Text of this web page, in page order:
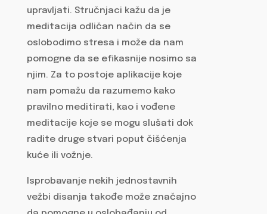
upravljati. Stručnjaci kažu da je
meditacija odličan način da se
oslobodimo stresa i može da nam
pomogne da se efikasnije nosimo sa
njim. Za to postoje aplikacije koje
nam pomažu da razumemo kako
pravilno meditirati, kao i vođene
meditacije koje se mogu slušati dok
radite druge stvari poput čišćenja
kuće ili vožnje.
Isprobavanje nekih jednostavnih
vežbi disanja takođe može značajno